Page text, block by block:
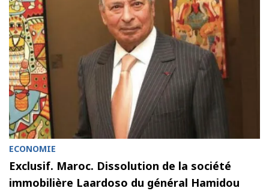
ECONOMIE
Exclusif. Maroc. Dissolution de la société
immobilière Laardoso du général Hamidou